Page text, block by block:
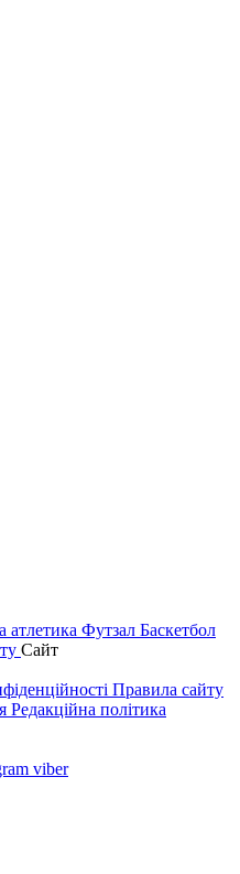
атлетика Футзал Баскетбол
Сайт
Правила сайту
Редакційна політика
viber